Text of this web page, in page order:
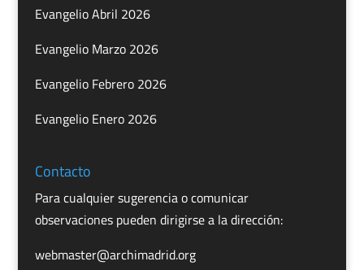
Evangelio Abril 2026
Evangelio Marzo 2026
Evangelio Febrero 2026
Evangelio Enero 2026
Contacto
Para cualquier sugerencia o comunicar
observaciones pueden dirigirse a la dirección:
webmaster@archimadrid.org